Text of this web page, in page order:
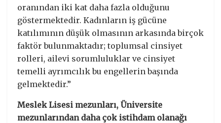
oranından iki kat daha fazla olduğunu
göstermektedir. Kadınların iş gücüne
katılımının düşük olmasının arkasında birçok
faktör bulunmaktadır; toplumsal cinsiyet
rolleri, ailevi sorumluluklar ve cinsiyet
temelli ayrımcılık bu engellerin başında
gelmektedir.”
Meslek Lisesi mezunları, Üniversite
mezunlarından daha çok istihdam olanağı